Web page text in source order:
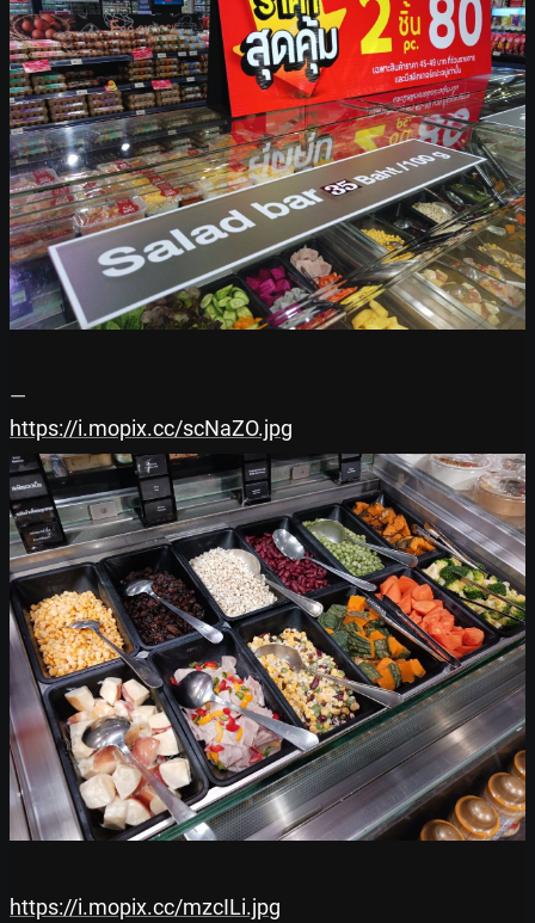
https://i.mopix.cc/scNaZO.jpg
https://i.mopix.cc/mzcILi.jpg